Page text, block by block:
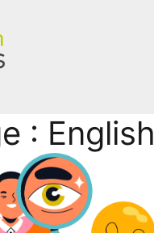
: English